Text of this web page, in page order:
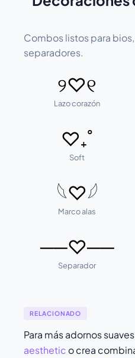
Combos listos para
separadores.
୨♡୧
Lazo corazón
♡₊˚
Soft
𓆩♡𓆪
Marco alas
──♡──
Separador
RELACIONADO
Para más adornos
aesthetic o crea